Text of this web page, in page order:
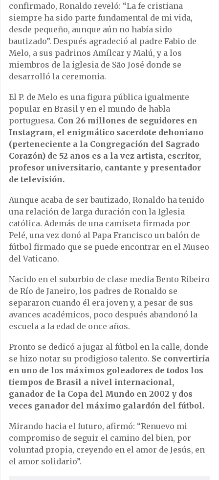
confirmado, Ronaldo reveló: “La fe cristiana
siempre ha sido parte fundamental de mi vida,
desde pequeño, aunque aún no había sido
bautizado”. Después agradeció al padre Fabio de
Melo, a sus padrinos Amílcar y Malú, y a los
miembros de la iglesia de São José donde se
desarrolló la ceremonia.
El P. de Melo es una figura pública igualmente
popular en Brasil y en el mundo de habla
portuguesa. Con 26 millones de seguidores en
Instagram, el enigmático sacerdote dehoniano
(perteneciente a la Congregación del Sagrado
Corazón) de 52 años es a la vez artista, escritor,
profesor universitario, cantante y presentador
de televisión.
Aunque acaba de ser bautizado, Ronaldo ha tenido
una relación de larga duración con la Iglesia
católica. Además de una camiseta firmada por
Pelé, una vez donó al Papa Francisco un balón de
fútbol firmado que se puede encontrar en el Museo
del Vaticano.
Nacido en el suburbio de clase media Bento Ribeiro
de Río de Janeiro, los padres de Ronaldo se
separaron cuando él era joven y, a pesar de sus
avances académicos, poco después abandonó la
escuela a la edad de once años.
Pronto se dedicó a jugar al fútbol en la calle, donde
se hizo notar su prodigioso talento. Se convertiría
en uno de los máximos goleadores de todos los
tiempos de Brasil a nivel internacional,
ganador de la Copa del Mundo en 2002 y dos
veces ganador del máximo galardón del fútbol.
Mirando hacia el futuro, afirmó: “Renuevo mi
compromiso de seguir el camino del bien, por
voluntad propia, creyendo en el amor de Jesús, en
el amor solidario”.